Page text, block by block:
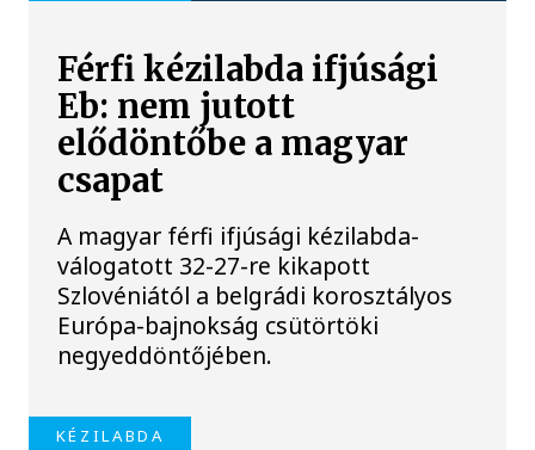
Férfi kézilabda ifjúsági
Eb: nem jutott
elődöntőbe a magyar
csapat
A magyar férfi ifjúsági kézilabda-
válogatott 32-27-re kikapott
Szlovéniától a belgrádi korosztályos
Európa-bajnokság csütörtöki
negyeddöntőjében.
KÉZILABDA